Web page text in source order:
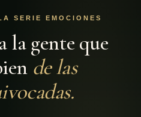
SERIE EMOCIONES
gente que
de las